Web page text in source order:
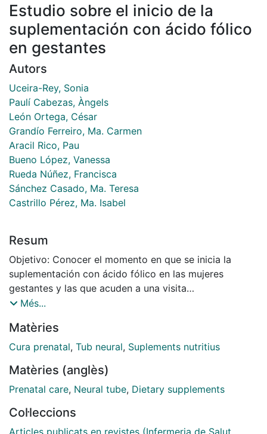
Estudio sobre el inicio de la
suplementación con ácido fólico
en gestantes
Autors
Uceira-Rey, Sonia
Paulí Cabezas, Àngels
León Ortega, César
Grandío Ferreiro, Ma. Carmen
Aracil Rico, Pau
Bueno López, Vanessa
Rueda Núñez, Francisca
Sánchez Casado, Ma. Teresa
Castrillo Pérez, Ma. Isabel
Resum
Objetivo: Conocer el momento en que se inicia la
suplementación con ácido fólico en las mujeres
gestantes y las que acuden a una visita
preconcepcional. Sujetos y método: Estudio
su primera visita con la matrona para el seguimiento
de su embarazo. Resultados: En el periodo de estudio
embarazadas. Se seleccionaron para el estudio 183
mujeres (32,3%). La primera visita con la matrona se
(desviación estándar [DE] ± 3). El 38,7% de las
mujeres (n= 71) no habían iniciado la suplementación
Més...
Matèries
Cura prenatal, Tub neural, Suplements nutritius
Matèries (anglès)
Prenatal care, Neural tube, Dietary supplements
Col·leccions